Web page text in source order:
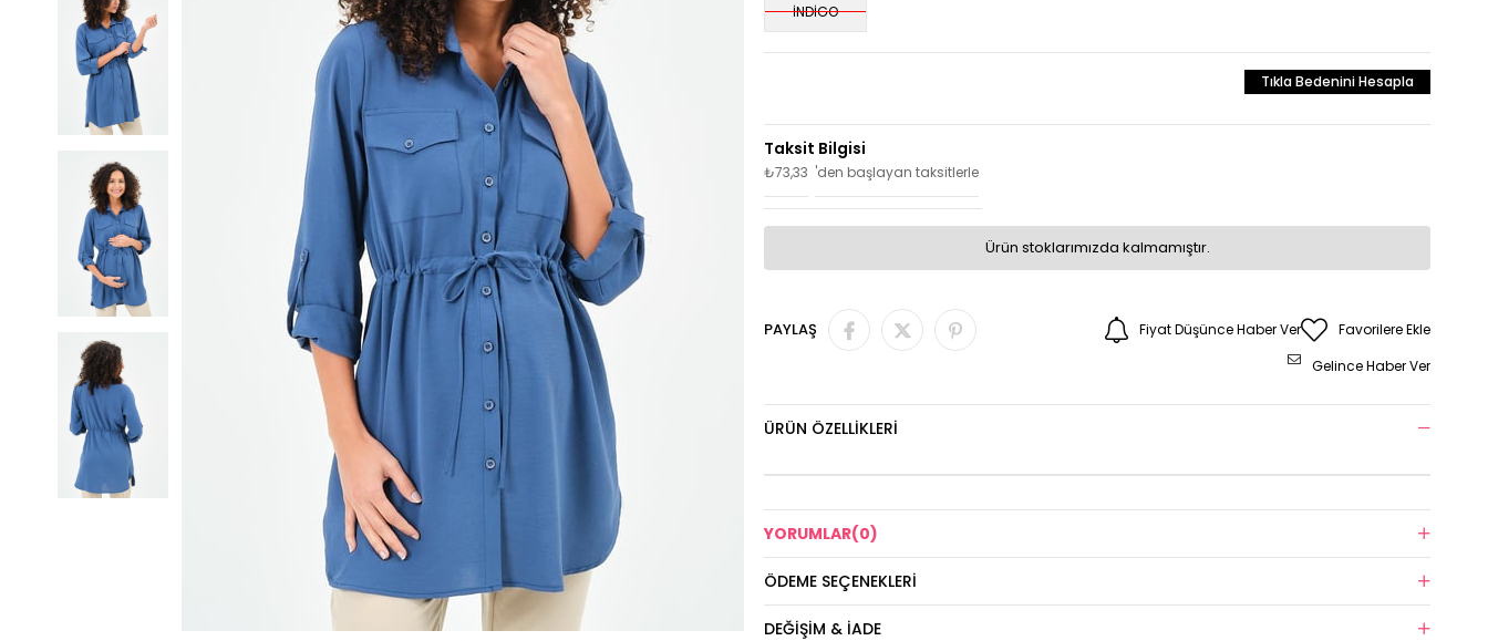
İNDİGO
Tıkla Bedenini Hesapla
₺73,33 'den başlayan taksitlerle
Ürün stoklarımızda kalmamıştır.
PAYLAŞ Favorilere Ekle
Fiyat Düşünce Haber Ver
Gelince Haber Ver
ÜRÜN ÖZELLIKLERI
YORUMLAR(0)
ÖDEME SEÇENEKLERI
DEĞIŞIM & İADE